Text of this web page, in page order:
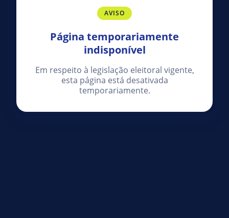
AVISO
Página temporariamente
indisponível
Em respeito à legislação eleitoral vigente,
esta página está desativada
temporariamente.